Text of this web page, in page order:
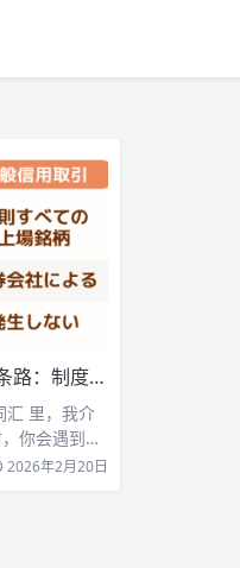
般信用该怎么选
汇 里，我介
你会遇到两
2026年2月20日